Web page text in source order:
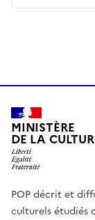
MINISTÈRE
DE LA
POP décrit et
culturels étudiés